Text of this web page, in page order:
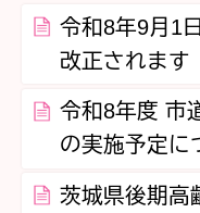
令和8年9月1
改正されます
令和8年度 市
の実施予定に
茨城県後期高